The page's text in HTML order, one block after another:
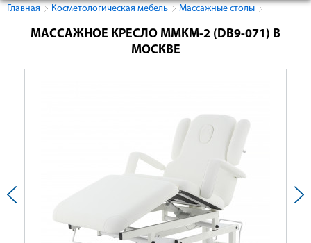
Главная Косметологическая мебель Массажные столы
МАССАЖНОЕ КРЕСЛО ММКМ-2 (DB9-071) В
МОСКВЕ